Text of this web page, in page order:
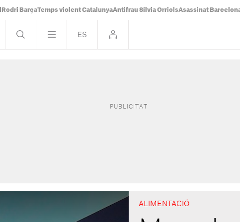
Rodri BarçaTemps violent CatalunyaAntifrau Sílvia OrriolsAsassinat
ALIMENTACIÓ